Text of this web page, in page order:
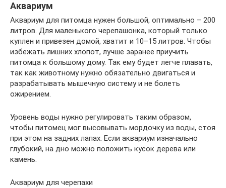
Аквариум
Аквариум для питомца нужен большой, оптимально – 200
литров. Для маленького черепашонка, который только
куплен и привезен домой, хватит и 10–15 литров. Чтобы
избежать лишних хлопот, лучше заранее приучить
питомца к большому дому. Так ему будет легче плавать,
так как животному нужно обязательно двигаться и
разрабатывать мышечную систему и не болеть
ожирением.
Уровень воды нужно регулировать таким образом,
чтобы питомец мог высовывать мордочку из воды, стоя
при этом на задних лапах. Если аквариум изначально
глубокий, на дно можно положить кусок дерева или
камень.
Аквариум для черепахи